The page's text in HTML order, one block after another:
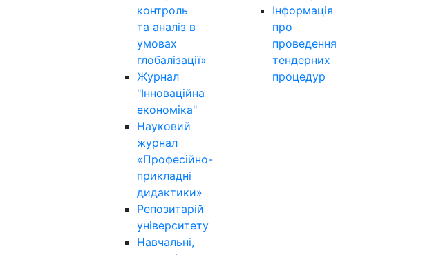
контроль
та аналіз в
умовах
глобалізації»
Журнал
"Інноваційна
економіка"
Науковий
журнал
«Професійно-
прикладні
дидактики»
Репозитарій
університету
Навчальні,
Інформація
про
проведення
тендерних
процедур